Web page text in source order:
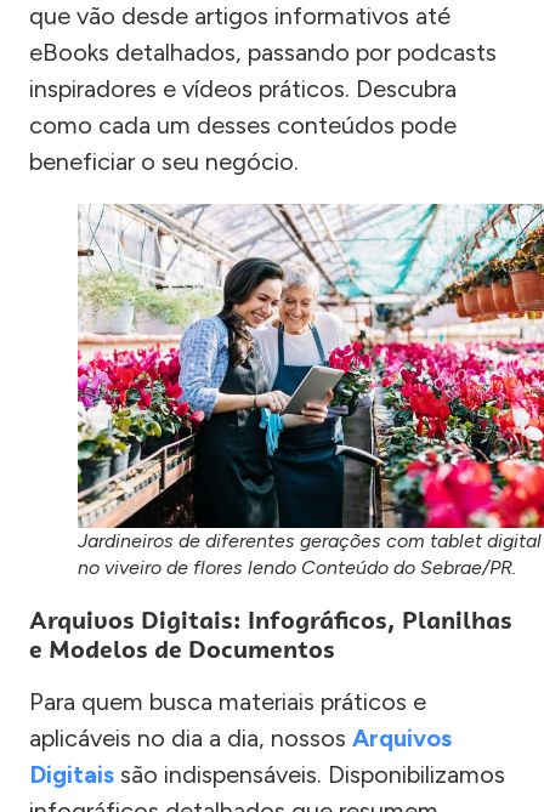
que vão desde artigos informativos até
eBooks detalhados, passando por podcasts
inspiradores e vídeos práticos. Descubra
como cada um desses conteúdos pode
beneficiar o seu negócio.
Jardineiros de diferentes gerações com tablet digital
no viveiro de flores lendo Conteúdo do Sebrae/PR.
Arquivos Digitais: Infográficos, Planilhas
e Modelos de Documentos
Para quem busca materiais práticos e
aplicáveis no dia a dia, nossos Arquivos
Digitais são indispensáveis. Disponibilizamos